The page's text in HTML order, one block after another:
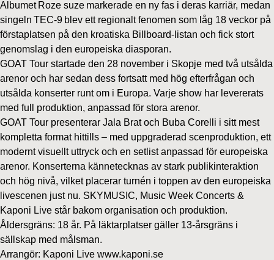
Albumet Roze suze markerade en ny fas i deras karriär, medan
singeln TEC-9 blev ett regionalt fenomen som låg 18 veckor på
förstaplatsen på den kroatiska Billboard-listan och fick stort
genomslag i den europeiska diasporan.
GOAT Tour startade den 28 november i Skopje med två utsålda
arenor och har sedan dess fortsatt med hög efterfrågan och
utsålda konserter runt om i Europa. Varje show har levererats
med full produktion, anpassad för stora arenor.
GOAT Tour presenterar Jala Brat och Buba Corelli i sitt mest
kompletta format hittills – med uppgraderad scenproduktion, ett
modernt visuellt uttryck och en setlist anpassad för europeiska
arenor. Konserterna kännetecknas av stark publikinteraktion
och hög nivå, vilket placerar turnén i toppen av den europeiska
livescenen just nu. SKYMUSIC, Music Week Concerts &
Kaponi Live står bakom organisation och produktion.
Åldersgräns: 18 år. På läktarplatser gäller 13-årsgräns i
sällskap med målsman.
Arrangör: Kaponi Live www.kaponi.se